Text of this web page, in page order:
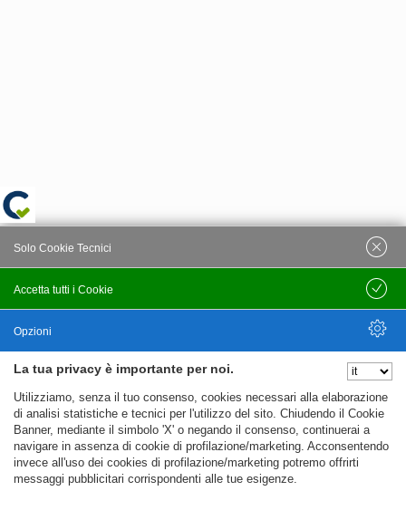
La tua privacy è importante per noi.
Utilizziamo, senza il tuo consenso, cookies necessari alla elaborazione
di analisi statistiche e tecnici per l'utilizzo del sito. Chiudendo il Cookie
Banner, mediante il simbolo 'X' o negando il consenso, continuerai a
navigare in assenza di cookie di profilazione/marketing. Acconsentendo
invece all'uso dei cookies di profilazione/marketing potremo offrirti
messaggi pubblicitari corrispondenti alle tue esigenze.
Accetta tutti i Cookie
Solo Cookie Tecnici
Salva
Opzioni
Nascondi Opzioni